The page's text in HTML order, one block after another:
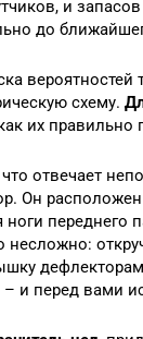
и
до
вероятностей
схему.
их правильно
отвечает
Он
ноги переднего
несложно:
и перед вами